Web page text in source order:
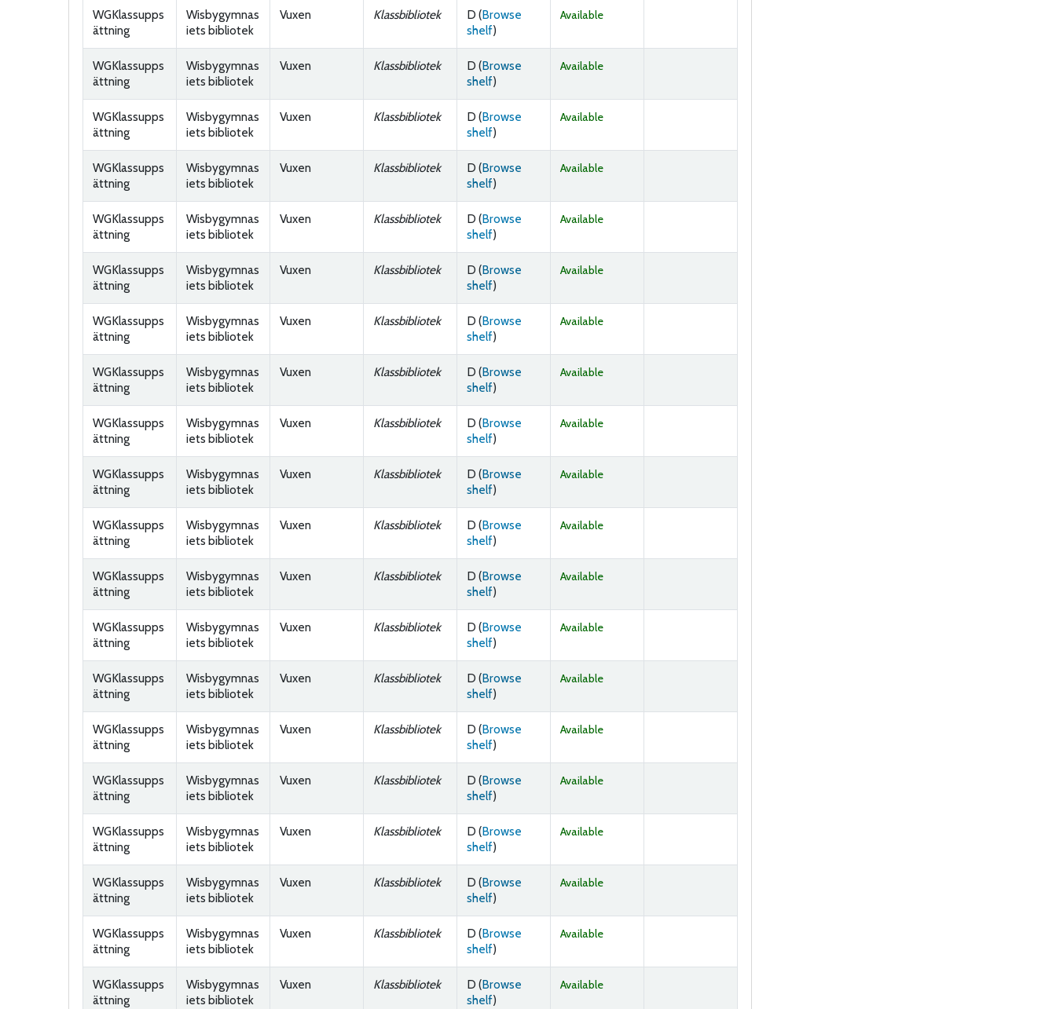
WGKlassupps
ättning
Wisbygymnas
iets bibliotek
Vuxen Klassbibliotek D (Browse
shelf(Opens below)
)
Available
WGKlassupps
ättning
Wisbygymnas
iets bibliotek
Vuxen Klassbibliotek D (Browse
shelf(Opens below)
)
Available
WGKlassupps
ättning
Wisbygymnas
iets bibliotek
Vuxen Klassbibliotek D (Browse
shelf(Opens below)
)
Available
WGKlassupps
ättning
Wisbygymnas
iets bibliotek
Vuxen Klassbibliotek D (Browse
shelf(Opens below)
)
Available
WGKlassupps
ättning
Wisbygymnas
iets bibliotek
Vuxen Klassbibliotek D (Browse
shelf(Opens below)
)
Available
WGKlassupps
ättning
Wisbygymnas
iets bibliotek
Vuxen Klassbibliotek D (Browse
shelf(Opens below)
)
Available
WGKlassupps
ättning
Wisbygymnas
iets bibliotek
Vuxen Klassbibliotek D (Browse
shelf(Opens below)
)
Available
WGKlassupps
ättning
Wisbygymnas
iets bibliotek
Vuxen Klassbibliotek D (Browse
shelf(Opens below)
)
Available
WGKlassupps
ättning
Wisbygymnas
iets bibliotek
Vuxen Klassbibliotek D (Browse
shelf(Opens below)
)
Available
WGKlassupps
ättning
Wisbygymnas
iets bibliotek
Vuxen Klassbibliotek D (Browse
shelf(Opens below)
)
Available
WGKlassupps
ättning
Wisbygymnas
iets bibliotek
Vuxen Klassbibliotek D (Browse
shelf(Opens below)
)
Available
WGKlassupps
ättning
Wisbygymnas
iets bibliotek
Vuxen Klassbibliotek D (Browse
shelf(Opens below)
)
Available
WGKlassupps
ättning
Wisbygymnas
iets bibliotek
Vuxen Klassbibliotek D (Browse
shelf(Opens below)
)
Available
WGKlassupps
ättning
Wisbygymnas
iets bibliotek
Vuxen Klassbibliotek D (Browse
shelf(Opens below)
)
Available
WGKlassupps
ättning
Wisbygymnas
iets bibliotek
Vuxen Klassbibliotek D (Browse
shelf(Opens below)
)
Available
WGKlassupps
ättning
Wisbygymnas
iets bibliotek
Vuxen Klassbibliotek D (Browse
shelf(Opens below)
)
Available
WGKlassupps
ättning
Wisbygymnas
iets bibliotek
Vuxen Klassbibliotek D (Browse
shelf(Opens below)
)
Available
WGKlassupps
ättning
Wisbygymnas
iets bibliotek
Vuxen Klassbibliotek D (Browse
shelf(Opens below)
)
Available
WGKlassupps
ättning
Wisbygymnas
iets bibliotek
Vuxen Klassbibliotek D (Browse
shelf(Opens below)
)
Available
WGKlassupps
ättning
Wisbygymnas
iets bibliotek
Vuxen Klassbibliotek D (Browse
shelf(Opens below)
)
Available